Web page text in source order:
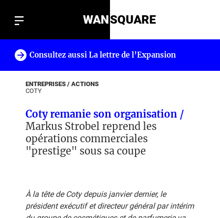
WANSQUARE
Consultez aussi La lettre de l’Expansion
ENTREPRISES / ACTIONS
COTY
Coty remanie son organisation /
Markus Strobel reprend les
opérations commerciales
"prestige" sous sa coupe
À la tête de Coty depuis janvier dernier, le
président exécutif et directeur général par intérim